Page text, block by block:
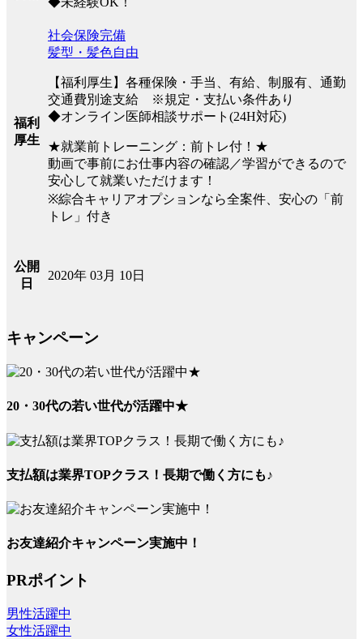
福利
厚生
社会保険完備
髪型・髪色自由
【福利厚生】各種保険・手当、有給、制服有、通勤
交通費別途支給 ※規定・支払い条件あり
◆オンライン医師相談サポート(24H対応)
★就業前トレーニング：前トレ付！★
動画で事前にお仕事内容の確認／学習ができるので
安心して就業いただけます！
※綜合キャリアオプションなら全案件、安心の「前
トレ」付き
公開
日
2020年 03月 10日
キャンペーン
20・30代の若い世代が活躍中★
支払額は業界TOPクラス！長期で働く方にも♪
お友達紹介キャンペーン実施中！
PRポイント
男性活躍中
女性活躍中